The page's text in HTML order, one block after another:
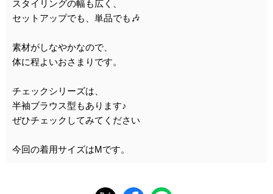
スタイリングの幅も広く、
セットアップでも、単品でも🎶
素材がしなやかなので、
体に程よいおさまりです。
チェックシリーズは、
半袖ブラウス型もあります♪
ぜひチェックしてみてください
今回の着用サイズはMです。